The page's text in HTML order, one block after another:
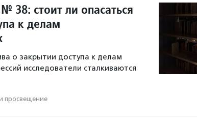
38: стоит ли опасаться
к делам
о закрытии доступа к делам
исследователи сталкиваются
просвещение